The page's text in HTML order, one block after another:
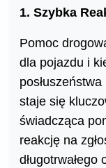
1. Szybka
Pomoc
dla pojazdu i
staje się
świadcząca
reakcję na